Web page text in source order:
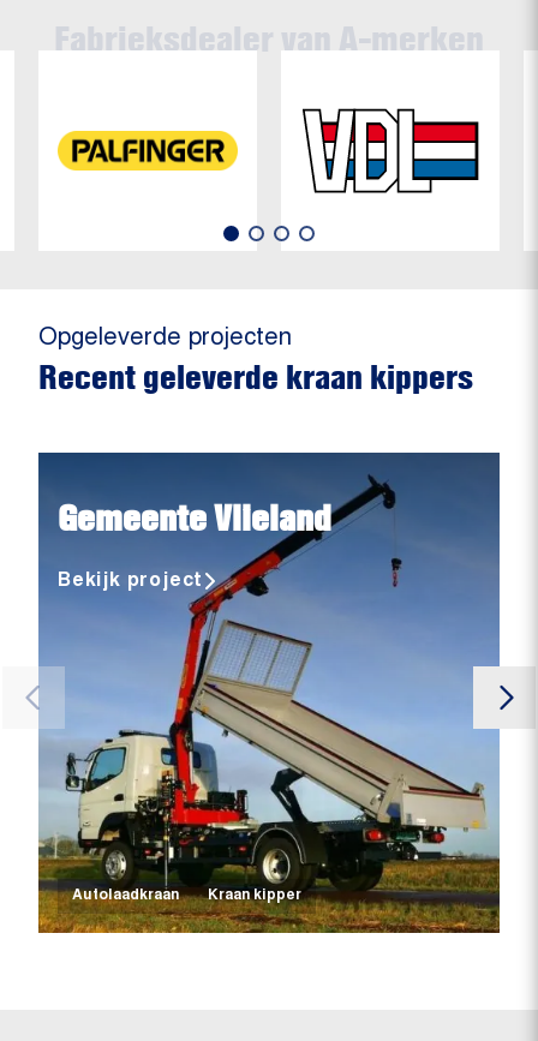
Opgeleverde projecten
Recent geleverde kraan kippers
Autolaadkraan Kraan kipper
Gemeente Vlieland
Bekijk project